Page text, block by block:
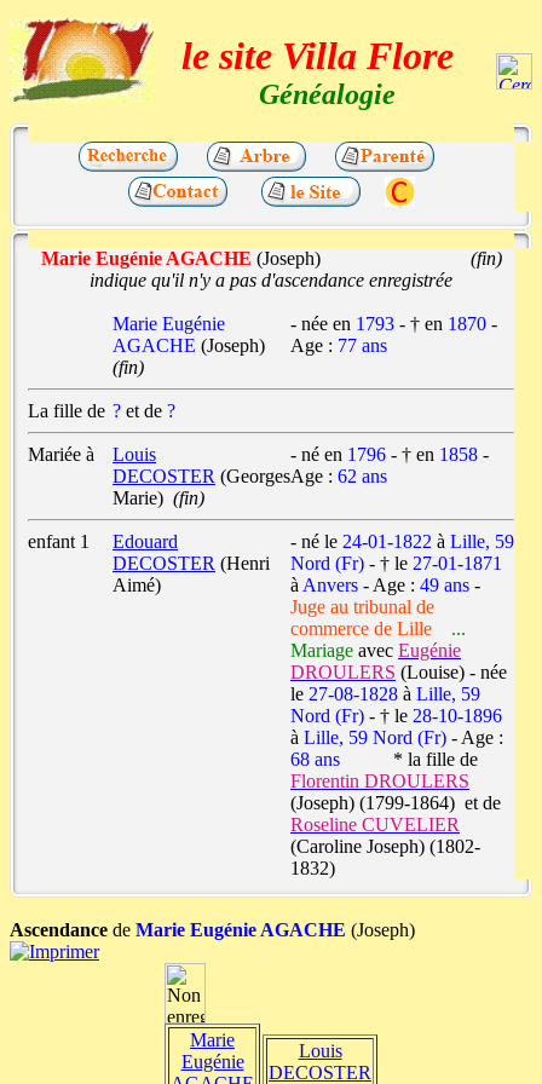
le site Villa Flore
Généalogie
Marie Eugénie AGACHE (Joseph)
(fin)
indique qu'il n'y a pas d'ascendance enregistrée
Marie Eugénie
AGACHE (Joseph)
(fin)
- née en 1793 - † en 1870 -
Age : 77 ans
La fille de ? et de ?
Mariée à
Louis
DECOSTER (Georges
Marie) (fin)
- né en 1796 - † en 1858 -
Age : 62 ans
enfant 1
Edouard
DECOSTER (Henri
Aimé)
- né le 24-01-1822 à Lille, 59
Nord (Fr) - † le 27-01-1871
à Anvers - Age : 49 ans -
Juge au tribunal de
commerce de Lille
...
Mariage avec Eugénie
DROULERS (Louise) - née
le 27-08-1828 à Lille, 59
Nord (Fr) - † le 28-10-1896
à Lille, 59 Nord (Fr) - Age :
68 ans
* la fille de
Florentin DROULERS
(Joseph) (1799-1864) et de
Roseline CUVELIER
(Caroline Joseph) (1802-
1832)
Ascendance de Marie Eugénie AGACHE (Joseph)
Marie
Eugénie
Louis
DECOSTER